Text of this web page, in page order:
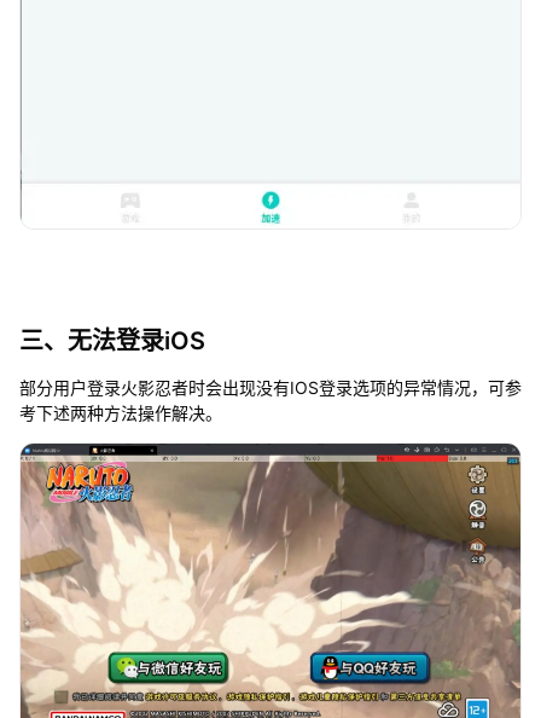
三、无法登录iOS
部分用户登录火影忍者时会出现没有IOS登录选项的异常情况，可参
考下述两种方法操作解决。